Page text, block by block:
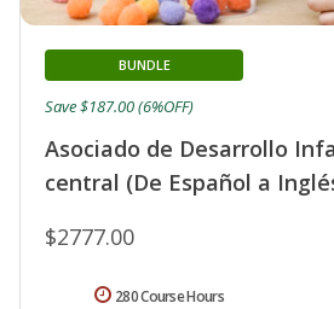
Asociado de Desarrollo
central (De Español a
BUNDLE
$2777.00
Save $187.00 (6%OFF)
280 Course Hours